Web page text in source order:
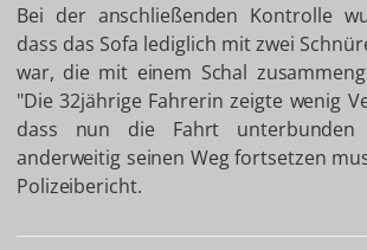
Bei der anschließenden Kontrolle
dass das Sofa lediglich mit zwei
war, die mit einem Schal
"Die 32jährige Fahrerin zeigte wenig
dass nun die Fahrt
anderweitig seinen Weg fortsetzen
Polizeibericht.